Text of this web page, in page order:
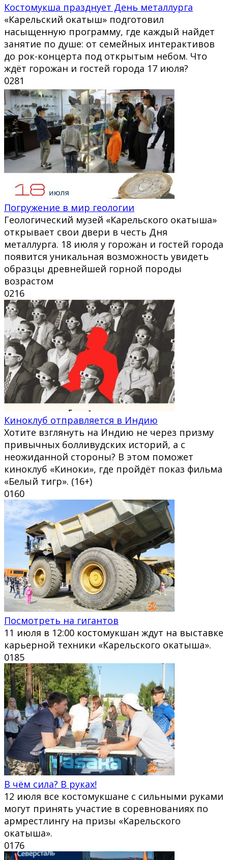
Костомукша празднует День металлурга
«Карельский окатыш» подготовил
насыщенную программу, где каждый найдет
занятие по душе: от семейных интерактивов
до рок-концерта под открытым небом. Что
ждёт горожан и гостей города 17 июля?
0281
Погружение в мир геологии
Геологический музей «Карельского окатыша»
открывает свои двери в честь Дня
металлурга. 18 июля у горожан и гостей города
появится уникальная возможность увидеть
образцы древнейшей горной породы
возрастом
0216
Киноклуб отправляется в Индию
Хотите взглянуть на Индию не через призму
привычных болливудских историй, а с
неожиданной стороны? В этом поможет
киноклуб «Киноки», где пройдёт показ фильма
«Белый тигр». (16+)
0160
Посмотреть на гигантов
11 июля в 12:00 костомукшан ждут на выставке
карьерной техники «Карельского окатыша».
0185
В чём сила? В руках!
12 июля все костомукшане с сильными руками
могут принять участие в соревнованиях по
армрестлингу на призы «Карельского
окатыша».
0176